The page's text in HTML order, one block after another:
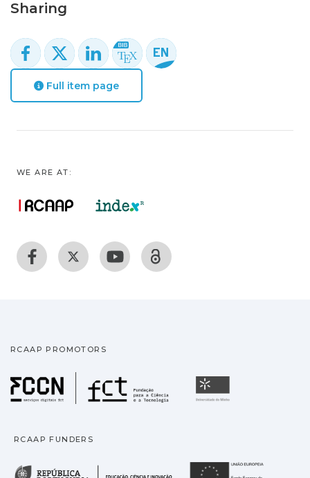
Sharing
Full item page
WE ARE AT:
RCAAP PROMOTORS
Fundação para a
RCAAP FUNDERS
República Portuguesa